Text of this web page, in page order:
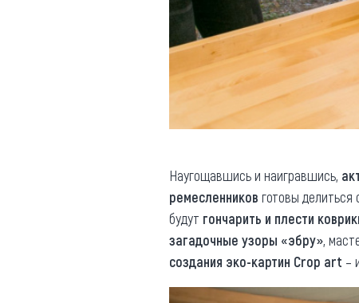
Наугощавшись и наигравшись,
ремесленников готовы делиться
будут гончарить и плести
загадочные узоры «эбру»,
создания эко-картин Crop art –